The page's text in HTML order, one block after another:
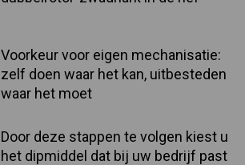
Voorkeur voor eigen mechanisatie:
zelf doen waar het kan, uitbesteden
waar het moet
Door deze stappen te volgen kiest u
het dipmiddel dat bij uw bedrijf past